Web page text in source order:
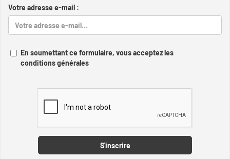
Votre adresse e-mail :
En soumettant ce formulaire, vous acceptez les
conditions générales
S'inscrire